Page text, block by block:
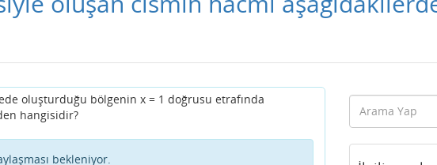
oluşturduğu bölgenin x = 1 doğrusu etrafında
hangisidir?
bekleniyor.